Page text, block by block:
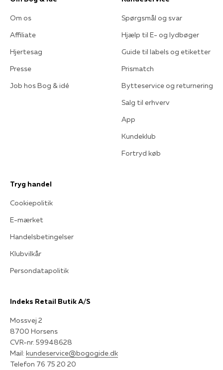
Om os
Affiliate
Hjertesag
Presse
Job hos Bog & idé
Spørgsmål og svar
Hjælp til E- og lydbøger
Guide til labels og etiketter
Prismatch
Bytteservice og returnering
Salg til erhverv
App
Kundeklub
Fortryd køb
Tryg handel
Cookiepolitik
E-mærket
Handelsbetingelser
Klubvilkår
Persondatapolitik
Indeks Retail Butik A/S
Mossvej 2
8700 Horsens
CVR-nr. 59948628
Mail: kundeservice@bogogide.dk
Telefon 76 75 20 20